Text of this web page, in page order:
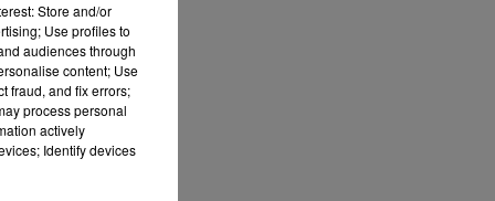
Store and/or
Use profiles to
audiences through
content; Use
fraud, and fix errors;
process personal
actively
Identify devices